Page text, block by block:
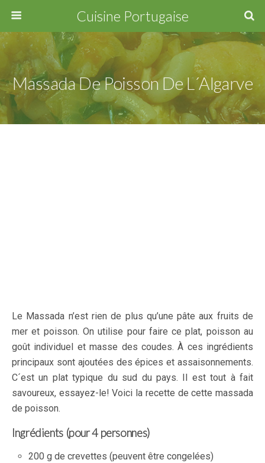
Cuisine Portugaise
Massada De Poisson De L´Algarve
Le Massada n’est rien de plus qu’une pâte aux fruits de
mer et poisson. On utilise pour faire ce plat, poisson au
goût individuel et masse des coudes. À ces ingrédients
principaux sont ajoutées des épices et assaisonnements.
C´est un plat typique du sud du pays. Il est tout à fait
savoureux, essayez-le! Voici la recette de cette massada
de poisson.
Ingrédients (pour 4 personnes)
200 g de crevettes (peuvent être congelées)